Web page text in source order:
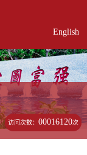
English
访问次数：00016120次